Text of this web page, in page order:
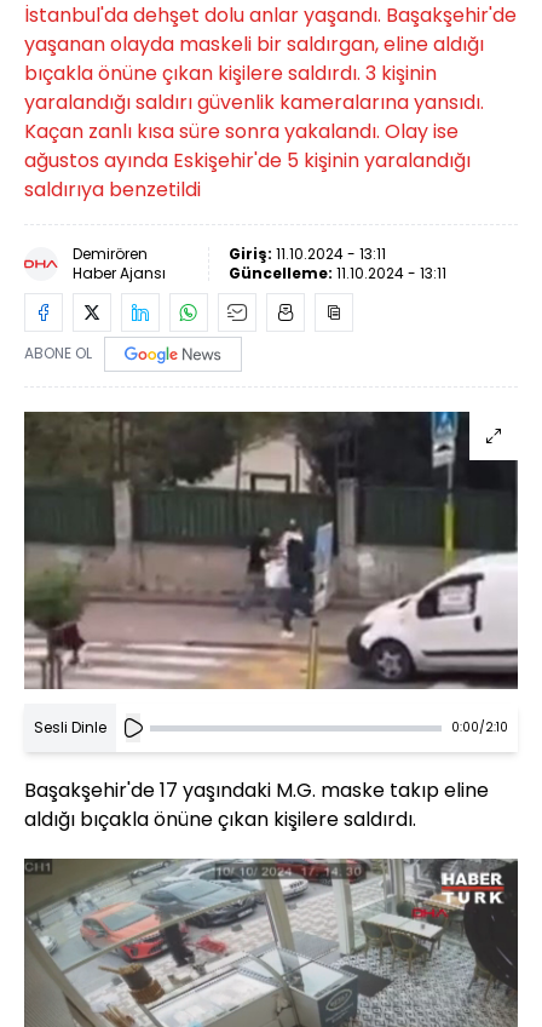
İstanbul'da dehşet dolu anlar yaşandı. Başakşehir'de
yaşanan olayda maskeli bir saldırgan, eline aldığı
bıçakla önüne çıkan kişilere saldırdı. 3 kişinin
yaralandığı saldırı güvenlik kameralarına yansıdı.
Kaçan zanlı kısa süre sonra yakalandı. Olay ise
ağustos ayında Eskişehir'de 5 kişinin yaralandığı
saldırıya benzetildi
Demirören
Haber Ajansı
Giriş: 11.10.2024 - 13:11
Güncelleme: 11.10.2024 - 13:11
ABONE OL
Sesli Dinle 0:00/2:10
Başakşehir'de 17 yaşındaki M.G. maske takıp eline
aldığı bıçakla önüne çıkan kişilere saldırdı.